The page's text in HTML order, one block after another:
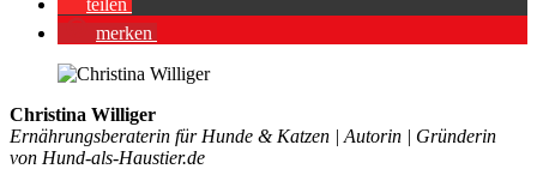
tei­len
mer­ken
Christina Williger
Ernährungsberaterin für Hunde & Katzen | Autorin | Gründerin
von Hund-als-Haustier.de